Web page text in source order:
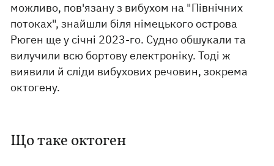
можливо, пов'язану з вибухом на "Північних
потоках", знайшли біля німецького острова
Рюген ще у січні 2023-го. Судно обшукали та
вилучили всю бортову електроніку. Тоді ж
виявили й сліди вибухових речовин, зокрема
октогену.
Що таке октоген